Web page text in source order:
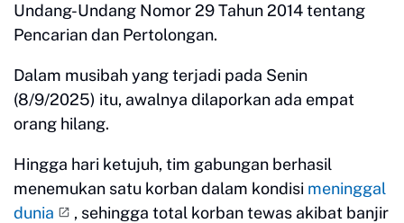
Undang-Undang Nomor 29 Tahun 2014 tentang
Pencarian dan Pertolongan.
Dalam musibah yang terjadi pada Senin
(8/9/2025) itu, awalnya dilaporkan ada empat
orang hilang.
Hingga hari ketujuh, tim gabungan berhasil
menemukan satu korban dalam kondisi meninggal
dunia
, sehingga total korban tewas akibat banjir